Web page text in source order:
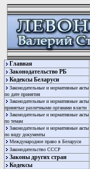
Главная
Законодательство РБ
Кодексы Беларуси
Законодательные и нормативные акты
по дате принятия
Законодательные и нормативные акты
принятые различными органами власти
Законодательные и нормативные акты
по темам
Законодательные и нормативные акты
по виду документы
Международное право в Беларуси
Законодательство СССР
Законы других стран
Кодексы